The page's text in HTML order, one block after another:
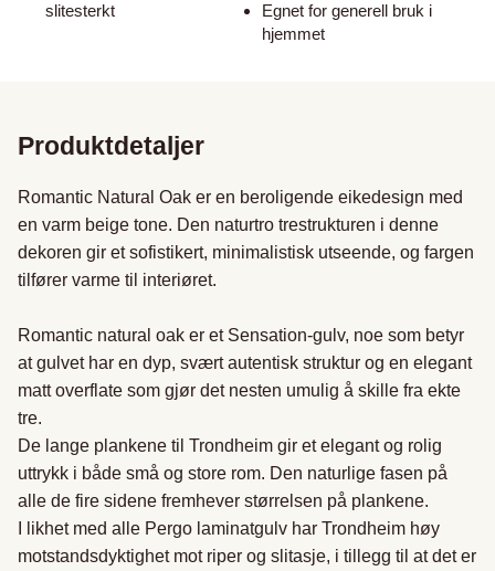
slitesterkt
Egnet for generell bruk i
hjemmet
Produktdetaljer
Romantic Natural Oak er en beroligende eikedesign med
en varm beige tone. Den naturtro trestrukturen i denne
dekoren gir et sofistikert, minimalistisk utseende, og fargen
tilfører varme til interiøret.
Romantic natural oak er et Sensation-gulv, noe som betyr
at gulvet har en dyp, svært autentisk struktur og en elegant
matt overflate som gjør det nesten umulig å skille fra ekte
tre.
De lange plankene til Trondheim gir et elegant og rolig
uttrykk i både små og store rom. Den naturlige fasen på
alle de fire sidene fremhever størrelsen på plankene.
I likhet med alle Pergo laminatgulv har Trondheim høy
motstandsdyktighet mot riper og slitasje, i tillegg til at det er